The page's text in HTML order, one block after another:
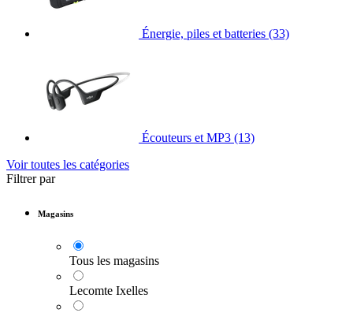
Énergie, piles et batteries (33)
Écouteurs et MP3 (13)
Voir toutes les catégories
Filtrer par
Magasins
Tous les magasins
Lecomte Ixelles